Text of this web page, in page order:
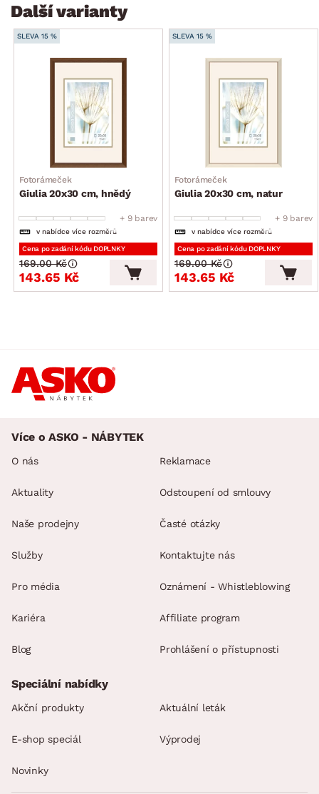
Další varianty
SLEVA 15 %
Fotorámeček
Giulia 20x30 cm, hnědý
+ 9 barev
v nabídce více rozměrů
Cena po zadání kódu DOPLNKY
143.65 Kč
169.00 Kč
SLEVA 15 %
Fotorámeček
Giulia 20x30 cm, natur
+ 9 barev
v nabídce více rozměrů
Cena po zadání kódu DOPLNKY
143.65 Kč
169.00 Kč
Více o ASKO - NÁBYTEK
O nás
Aktuality
Naše prodejny
Služby
Pro média
Kariéra
Blog
Reklamace
Odstoupení od smlouvy
Časté otázky
Kontaktujte nás
Oznámení - Whistleblowing
Affiliate program
Prohlášení o přístupnosti
Speciální nabídky
Akční produkty Aktuální leták
E-shop speciál Výprodej
Novinky